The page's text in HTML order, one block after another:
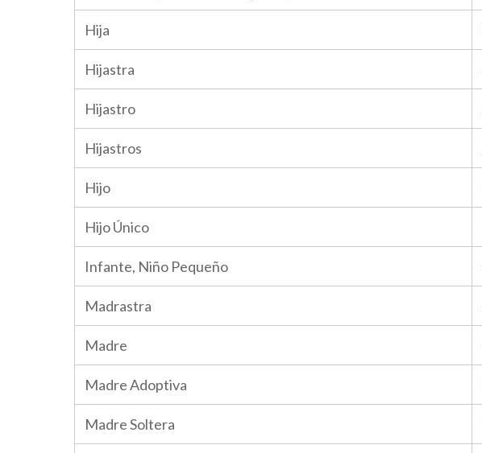
Hija
Hijastra
Hijastro
Hijastros
Hijo
Hijo Único
Infante, Niño Pequeño
Madrastra
Madre
Madre Adoptiva
Madre Soltera